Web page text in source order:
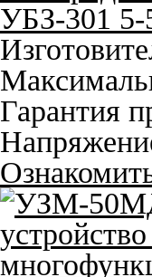
УБЗ-301 5-
Гарантия